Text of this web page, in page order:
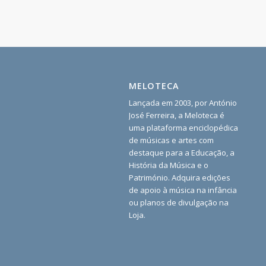
MELOTECA
Lançada em 2003, por António
José Ferreira, a Meloteca é
uma plataforma enciclopédica
de músicas e artes com
destaque para a Educação, a
História da Música e o
Património. Adquira edições
de apoio à música na infância
ou planos de divulgação na
Loja.